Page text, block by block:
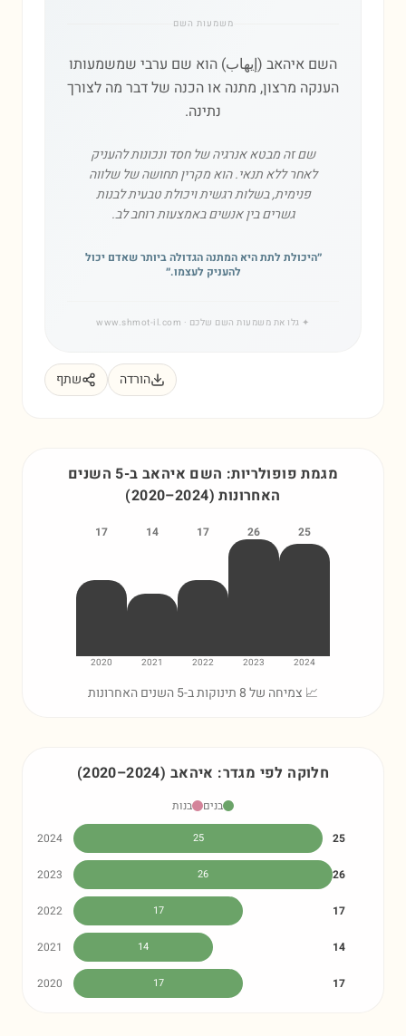
משמעות השם
השם איהאב (إيهاب) הוא שם ערבי שמשמעותו
הענקה מרצון, מתנה או הכנה של דבר מה לצורך
נתינה.
שם זה מבטא אנרגיה של חסד ונכונות להעניק
לאחר ללא תנאי. הוא מקרין תחושה של שלווה
פנימית, בשלות רגשית ויכולת טבעית לבנות
גשרים בין אנשים באמצעות רוחב לב.
״היכולת לתת היא המתנה הגדולה ביותר שאדם יכול
להעניק לעצמו.״
✦ גלו את משמעות השם שלכם · www.shmot-il.com
הורדה שתף
מגמת פופולריות: השם איהאב
ב-5 השנים
האחרונות
(2020–2024)
25
2024
26
2023
17
2022
14
2021
17
2020
📈 צמיחה של 8 תינוקות ב-5 השנים האחרונות
חלוקה לפי מגדר: איהאב (2020–2024)
בנים
בנות
2024
25 25
2023 26 26
2022 17 17
2021 14 14
2020 17 17